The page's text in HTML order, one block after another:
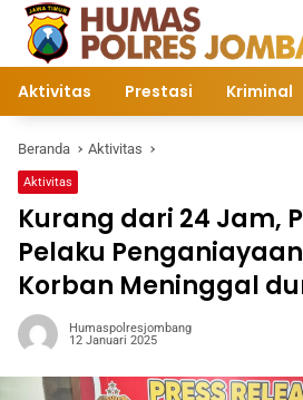
Langsung
konten
Aktivitas Prestasi Kriminal
Beranda Aktivitas
Aktivitas
Kurang dari 24 Jam,
Pelaku
Korban Meninggal
Humaspolresjombang
12 Januari 2025